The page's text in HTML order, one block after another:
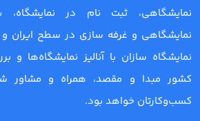
نمایشگاهی، ثبت نام در نمایشگاه،
نمایشگاهی و غرفه سازی در سطح ایران
نمایشگاه سازان با آنالیز نمایشگاه‌ها و
کشور مبدا و مقصد، همراه و مشاور
کسب‌وکارتان خواهد بود.